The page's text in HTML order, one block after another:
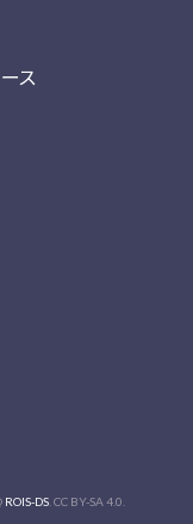
ス
ROIS-DS. CC BY-SA 4.0.